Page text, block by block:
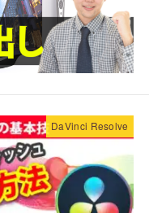
DaVinci Resolve